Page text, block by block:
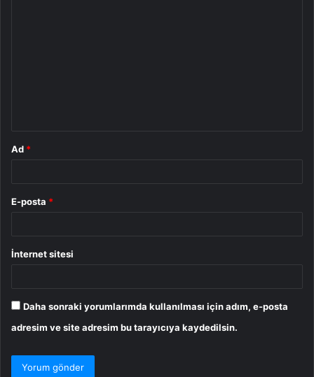
Ad *
E-posta *
İnternet sitesi
Daha sonraki yorumlarımda kullanılması için adım, e-posta
adresim ve site adresim bu tarayıcıya kaydedilsin.